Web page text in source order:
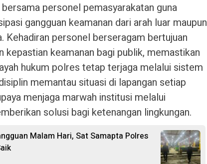
personel pemasyarakatan guna
gangguan keamanan dari arah luar maupun
Kehadiran personel berseragam bertujuan
kepastian keamanan bagi publik, memastikan
hukum polres tetap terjaga melalui sistem
memantau situasi di lapangan setiap
menjaga marwah institusi melalui
solusi bagi ketenangan lingkungan.
Malam Hari, Sat Samapta Polres